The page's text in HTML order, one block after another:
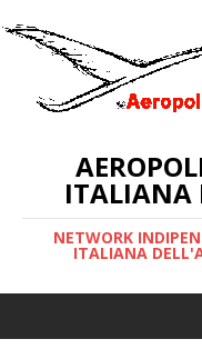
ITALIANA
NETWORK
ITALIANA